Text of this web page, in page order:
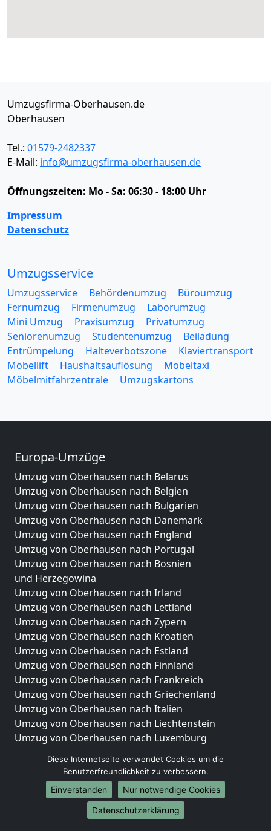
Umzugsfirma-Oberhausen.de
Oberhausen
Tel.: 01579-2482337
E-Mail: info@umzugsfirma-oberhausen.de
Öffnungszeiten: Mo - Sa: 06:30 - 18:00 Uhr
Impressum
Datenschutz
Umzugsservice
Umzugsservice Behördenumzug
Büroumzug
Fernumzug
Firmenumzug
Laborumzug
Mini Umzug
Praxisumzug
Privatumzug
Seniorenumzug
Studentenumzug
Beiladung
Entrümpelung
Halteverbotszone
Klaviertransport
Möbellift
Haushaltsauflösung
Möbeltaxi
Möbelmitfahrzentrale
Umzugskartons
Europa-Umzüge
Umzug von Oberhausen nach Belarus
Umzug von Oberhausen nach Belgien
Umzug von Oberhausen nach Bulgarien
Umzug von Oberhausen nach Dänemark
Umzug von Oberhausen nach England
Umzug von Oberhausen nach Portugal
Umzug von Oberhausen nach Bosnien
und Herzegowina
Umzug von Oberhausen nach Irland
Umzug von Oberhausen nach Lettland
Umzug von Oberhausen nach Zypern
Umzug von Oberhausen nach Kroatien
Umzug von Oberhausen nach Estland
Umzug von Oberhausen nach Finnland
Umzug von Oberhausen nach Frankreich
Umzug von Oberhausen nach Griechenland
Umzug von Oberhausen nach Italien
Umzug von Oberhausen nach Liechtenstein
Umzug von Oberhausen nach Luxemburg
Umzug von Oberhausen nach Norwegen
Umzüge-Deutschlandweit
Umzug von Oberhausen nach Berlin
Diese Internetseite verwendet Cookies um die
Benutzerfreundlichkeit zu verbessern.
Einverstanden
Nur notwendige Cookies
Datenschutzerklärung